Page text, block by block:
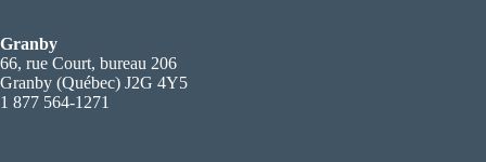
Granby
66, rue Court, bureau 206
Granby (Québec) J2G 4Y5
1 877 564-1271